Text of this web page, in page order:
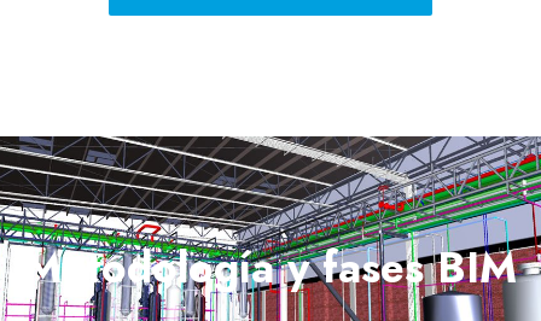
Metodología y fases BIM